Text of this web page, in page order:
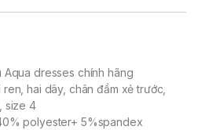
dresses chính hãng
hai dây, chân đầm xẻ trước,
size 4
polyester+ 5%spandex